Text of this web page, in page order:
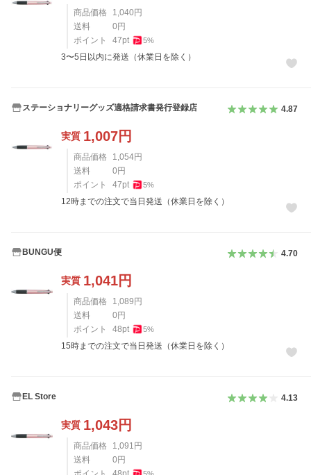
商品価格 1,040 円
送料
0 円
ポイント
47pt 5%
3〜5日以内に発送（休業日を除く）
ステーショナリーグッズ適格請求書発行登録店 4.87
実質 1,007円
商品価格 1,054円
送料
0 円
ポイント
47pt 5%
12時までの注文で当日発送（休業日を除く）
BUNGU便 4.70
実質 1,041円
商品価格 1,089 円
送料
0 円
ポイント
48pt 5%
15時までの注文で当日発送（休業日を除く）
EL Store 4.13
実質 1,043円
商品価格 1,091 円
送料
0 円